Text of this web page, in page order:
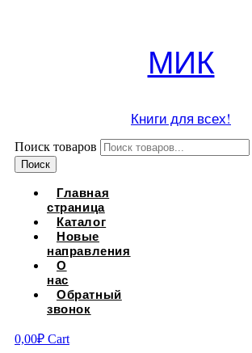
МИК
Книги для всех!
Поиск товаров
Поиск
Главная
страница
Каталог
Новые
направления
О
нас
Обратный
звонок
0,00₽ Cart